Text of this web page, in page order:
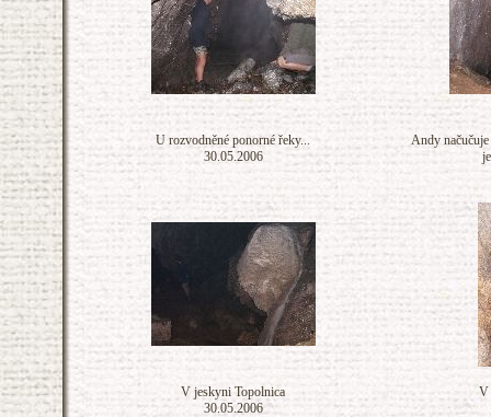
U rozvodněné ponorné řeky...
30.05.2006
Andy
V jeskyni Topolnica
30.05.2006
V